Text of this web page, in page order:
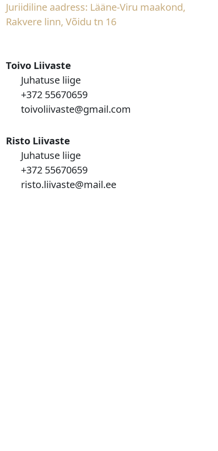
Juriidiline aadress: Lääne-Viru maakond,
Rakvere linn, Võidu tn 16
Toivo Liivaste
Juhatuse liige
+372 55670659
toivoliivaste@gmail.com
Risto Liivaste
Juhatuse liige
+372 55670659
risto.liivaste@mail.ee